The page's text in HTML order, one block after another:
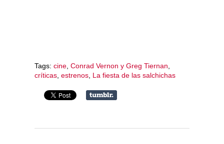
Tags: cine Conrad Vernon y Greg Tiernan
críticas estrenos La fiesta de las salchichas